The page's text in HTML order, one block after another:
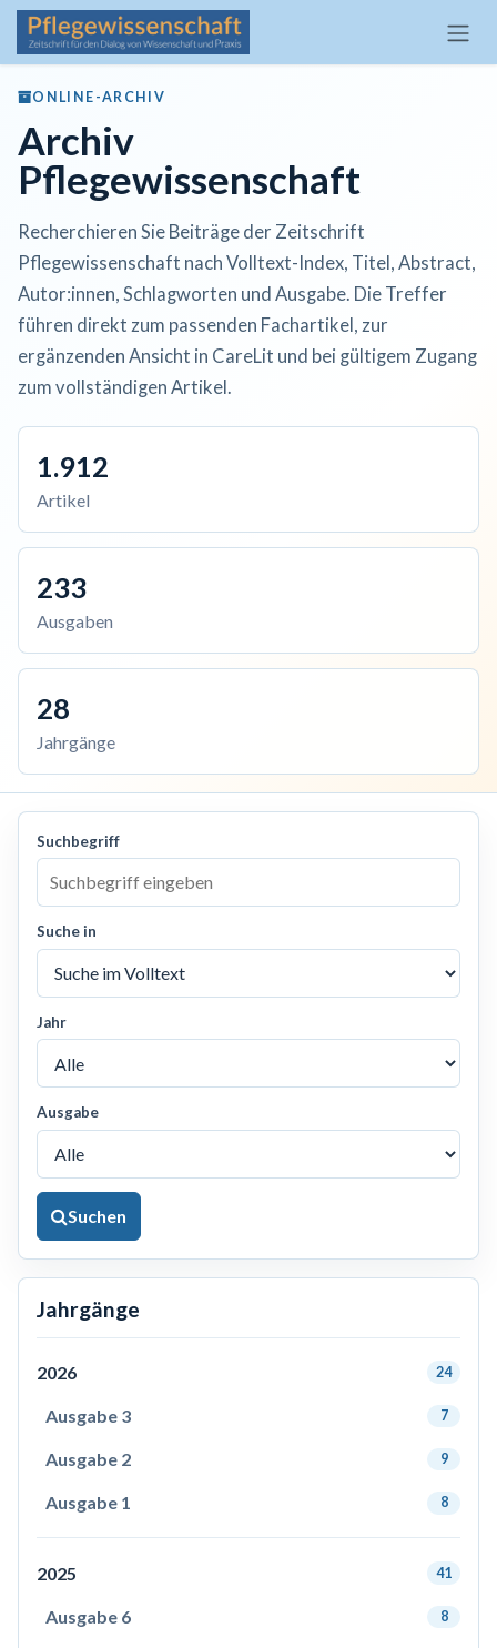
Zum Inhalt springen
ONLINE-ARCHIV
Archiv
Pflegewissenschaft
Recherchieren Sie Beiträge der Zeitschrift
Pflegewissenschaft nach Volltext-Index, Titel, Abstract,
Autor:innen, Schlagworten und Ausgabe. Die Treffer
führen direkt zum passenden Fachartikel, zur
ergänzenden Ansicht in CareLit und bei gültigem Zugang
zum vollständigen Artikel.
1.912
Artikel
233
Ausgaben
28
Jahrgänge
Suchbegriff
Suche in
Jahr
Ausgabe
Suchen
Jahrgänge
2026 24
Ausgabe 3 7
Ausgabe 2 9
Ausgabe 1 8
2025 41
Ausgabe 6 8